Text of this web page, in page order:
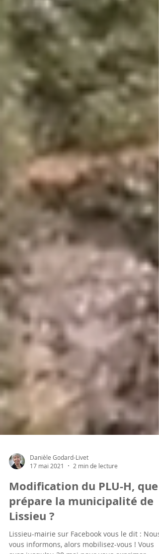
Danièle Godard-Livet
17 mai 2021
2 min de lecture
Modification du PLU-H, que
prépare la municipalité de
Lissieu ?